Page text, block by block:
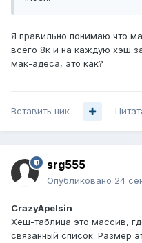
Я правильно понимаю что
всего 8к и на каждую хэш
мак-адеса, это как?
Вставить ник
srg555
Опубликовано 24
CrazyApelsin
Хеш-таблица это массив,
связанный список. Размер